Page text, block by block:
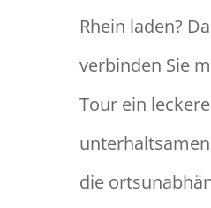
Rhein laden?
verbinden Sie
Tour ein
die